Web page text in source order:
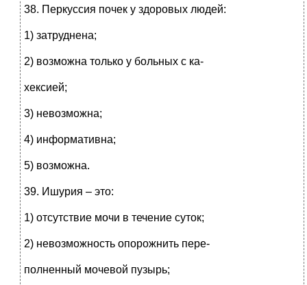
38. Перкуссия почек у здоровых людей:
1) затруднена;
2) возможна только у больных с ка-
хексией;
3) невозможна;
4) информативна;
5) возможна.
39. Ишурия – это:
1) отсутствие мочи в течение суток;
2) невозможность опорожнить пере-
полненный мочевой пузырь;